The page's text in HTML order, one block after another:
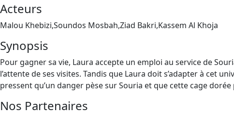
Acteurs
Malou Khebizi,Soundos Mosbah,Ziad Bakri,Kassem Al Khoja
Synopsis
Pour gagner sa vie, Laura accepte un emploi au service de
l’attente de ses visites. Tandis que Laura doit s’adapter à cet
pressent qu’un danger pèse sur Souria et que cette cage
Nos Partenaires